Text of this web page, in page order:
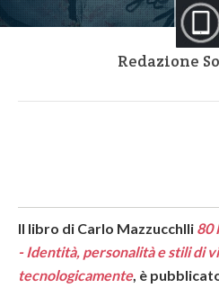
Redazione
Il libro di Carlo Mazzucchlli 80
- Identità, personalità e stili di
tecnologicamente, è